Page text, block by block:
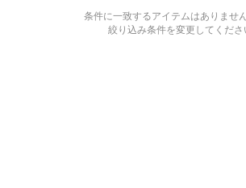
条件に一致するアイテムはありませ
絞り込み条件を変更してくださ